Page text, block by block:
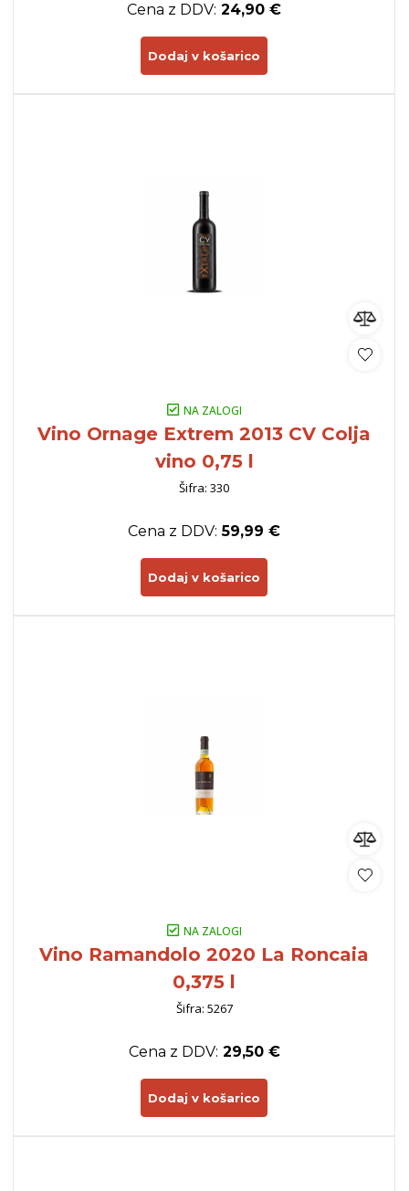
Cena z DDV: 24,90 €
Dodaj v košarico
NA ZALOGI
Vino Ornage Extrem 2013 CV Colja
vino 0,75 l
Šifra: 330
Cena z DDV: 59,99 €
Dodaj v košarico
NA ZALOGI
Vino Ramandolo 2020 La Roncaia
0,375 l
Šifra: 5267
Cena z DDV: 29,50 €
Dodaj v košarico